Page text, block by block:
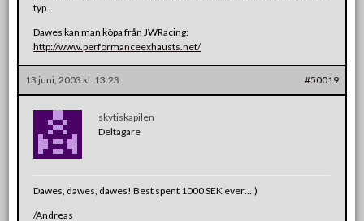
typ.
Dawes kan man köpa från JWRacing:
http://www.performanceexhausts.net/
13 juni, 2003 kl. 13:23 #50019
skytiskapilen
Deltagare
Dawes, dawes, dawes! Best spent 1000 SEK ever…:)
/Andreas